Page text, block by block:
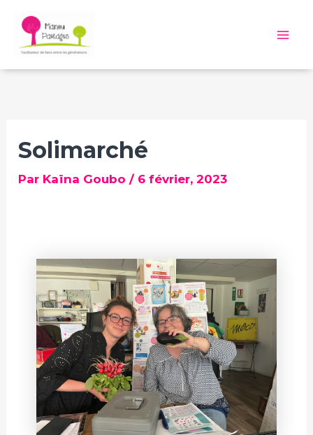
contenu
Solimarché
Par Kaïna Goubo/ 6 février, 2023